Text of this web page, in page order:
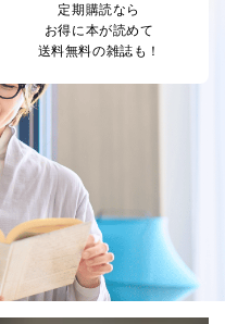
滞なくこれに応じま
かに該当する場合は、
きません。そのとき
するとともに、理由を
表することによって
産その他の権利利益を
公表することによって
を害するおそれがある
の定める事務を遂行
ある場合であって、利
することによって当該
定期購読なら
お得に本が読めて
送料無料の雑誌も！